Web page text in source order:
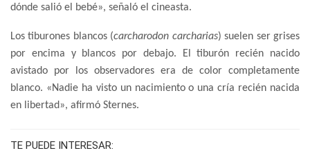
dónde salió el bebé», señaló el cineasta.
Los tiburones blancos (carcharodon carcharias) suelen ser grises
por encima y blancos por debajo. El tiburón recién nacido
avistado por los observadores era de color completamente
blanco. «Nadie ha visto un nacimiento o una cría recién nacida
en libertad», afirmó Sternes.
TE PUEDE INTERESAR: